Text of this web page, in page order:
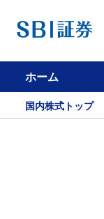
ホーム
国内株式トップ